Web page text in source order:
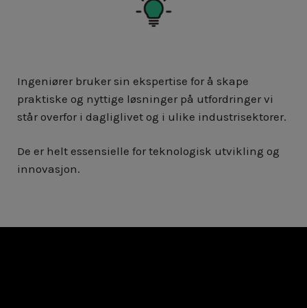
Ingeniører bruker sin ekspertise for å skape
praktiske og nyttige løsninger på utfordringer vi
står overfor i dagliglivet og i ulike industrisektorer.
De er helt essensielle for teknologisk utvikling og
innovasjon.